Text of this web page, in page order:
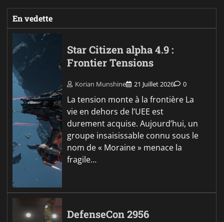
En vedette
Star Citizen alpha 4.9 :
Frontier Tensions
Korian Munshine 21 Juillet 2026 0
La tension monte à la frontière La
vie en dehors de l’UEE est
durement acquise. Aujourd’hui, un
groupe insaisissable connu sous le
nom de « Moraine » menace la
fragile…
DefenseCon 2956